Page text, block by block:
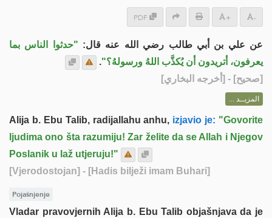
PDF + -
عن علي بن أبي طالب رضي الله عنه قال: "حدثوا الناس بما
يعرفون، أتريدون أن يُكذَّب اللهُ ورسولهُ؟".
[صحيح] - [أخرجه البخاري]
المزيــد ...
Alija b. Ebu Talib, radijallahu anhu, izjavio je: "Govorite
ljudima ono šta razumiju! Zar želite da se Allah i Njegov
Poslanik u laž utjeruju!"
[Vjerodostojan] - [Hadis bilježi imam Buhari]
Pojašnjenje
Vladar pravovjernih Alija b. Ebu Talib objašnjava da je